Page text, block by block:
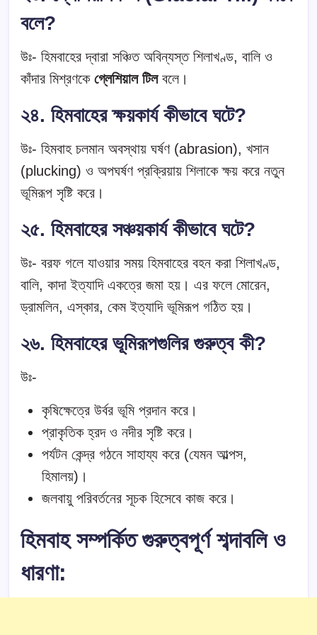
বলে?
উঃ- হিমবাহের দ্বারা সঞ্চিত অবিন্যস্ত শিলাখণ্ড, বালি ও
কাঁদার মিশ্রণকে গ্লেশিয়াল টিলবলে।
২৪. হিমবাহের ক্ষয়কার্য কীভাবে ঘটে?
উঃ- হিমবাহ চলমান অবস্থায় ঘর্ষণ (abrasion), খসান
(plucking) ও অপঘর্ষণ প্রক্রিয়ায় শিলাকে ক্ষয় করে নতুন
ভূমিরূপ সৃষ্টি করে।
২৫. হিমবাহের সঞ্চয়কার্য কীভাবে ঘটে?
উঃ- বরফ গলে যাওয়ার সময় হিমবাহের বহন করা শিলাখণ্ড,
বালি, কাদা ইত্যাদি একত্রে জমা হয়। এর ফলে মোরেন,
ড্রামলিন, এস্কার, কেম ইত্যাদি ভূমিরূপ গঠিত হয়।
২৬. হিমবাহের ভূমিরূপগুলির গুরুত্ব কী?
উঃ-
কৃষিক্ষেত্রে উর্বর ভূমি প্রদান করে।
প্রাকৃতিক হ্রদ ও নদীর সৃষ্টি করে।
পর্যটন কেন্দ্র গঠনে সাহায্য করে (যেমন আল্পস,
হিমালয়)।
জলবায়ু পরিবর্তনের সূচক হিসেবে কাজ করে।
হিমবাহ সম্পর্কিত গুরুত্বপূর্ণ শব্দাবলি ও
ধারণা: